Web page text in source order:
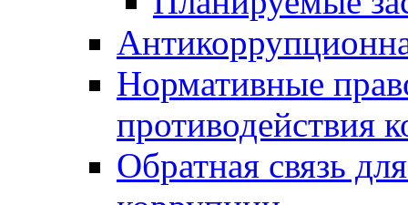
Нормативные
противодействия
Обратная связь